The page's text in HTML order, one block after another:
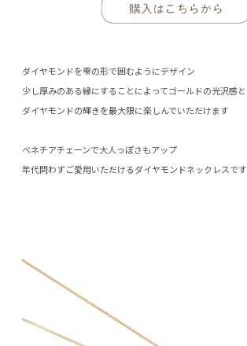
ダイヤモンドを雫の形で囲むようにデザイン
少し厚みのある縁にすることによってゴールドの光沢感と
ダイヤモンドの輝きを最大限に楽しんでいただけます
ベネチアチェーンで大人っぽさもアップ
年代問わずご愛用いただけるダイヤモンドネックレスです